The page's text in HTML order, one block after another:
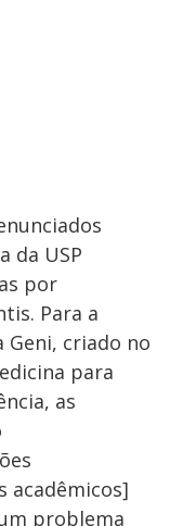
da USP
por
Para a
criado no
para
as
acadêmicos]
problema